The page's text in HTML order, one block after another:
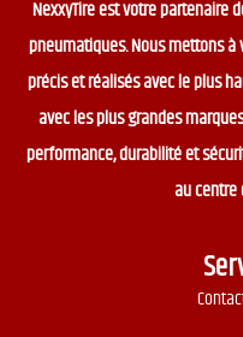
NexxyTire est votre partenaire
pneumatiques. Nous mettons
précis et réalisés avec le plus
avec les plus grandes
performance, durabilité et
au centre